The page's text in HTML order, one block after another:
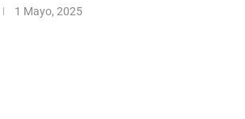
1 Mayo, 2025